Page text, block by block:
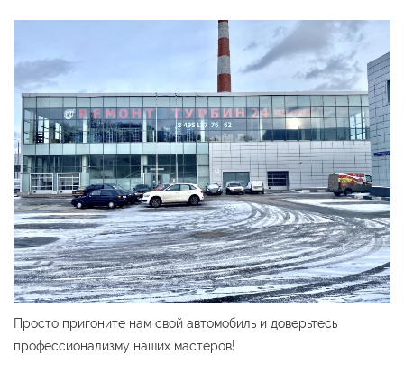
Просто пригоните нам свой автомобиль и доверьтесь
профессионализму наших мастеров!